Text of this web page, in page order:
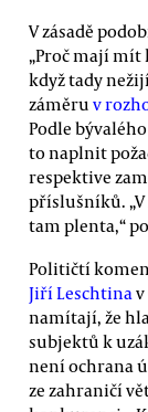
V zásadě
„Proč mají mít
když tady
záměru v
Podle
to naplnit
respektive
příslušníků. „V
tam plenta,“
Političtí
Jiří Leschtina v
namítají, že
subjektů k
není ochrana
ze zahraničí